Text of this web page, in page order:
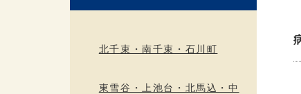
北千束・南千束・石川町
東雪谷・上池台・北馬込・中